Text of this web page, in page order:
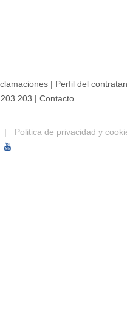
| Perfil del
203 | Contacto
|
Politica de privacidad y